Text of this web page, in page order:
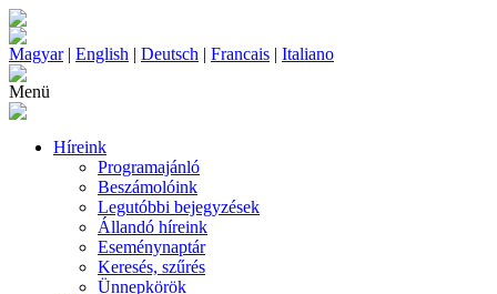
Magyar| English | Deutsch | Francais | Italiano
Menü
Híreink
Programajánló
Beszámolóink
Legutóbbi bejegyzések
Állandó híreink
Eseménynaptár
Keresés, szűrés
Ünnepkörök